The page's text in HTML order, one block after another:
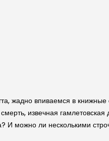
жадно впиваемся в
извечная
И можно ли несколькими